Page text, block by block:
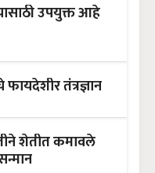
उपयुक्त आहे
फायदेशीर तंत्रज्ञान
शेतीत कमावले